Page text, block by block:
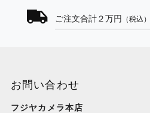
ご注文合計２万円 （税込）
お問い合わせ
フジヤカメラ本店